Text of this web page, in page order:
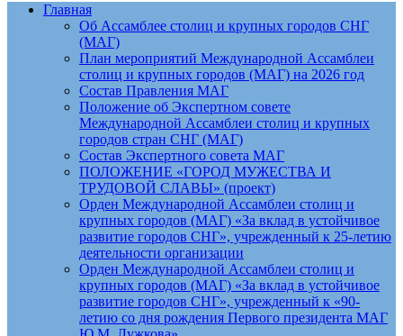
Главная
Об Ассамблее столиц и крупных городов СНГ
(МАГ)
План мероприятий Международной Ассамблеи
столиц и крупных городов (МАГ) на 2026 год
Состав Правления МАГ
Положение об Экспертном совете
Международной Ассамблеи столиц и крупных
городов стран СНГ (МАГ)
Состав Экспертного совета МАГ
ПОЛОЖЕНИЕ «ГОРОД МУЖЕСТВА И
ТРУДОВОЙ СЛАВЫ» (проект)
Орден Международной Ассамблеи столиц и
крупных городов (МАГ) «За вклад в устойчивое
развитие городов СНГ», учрежденный к 25-летию
деятельности организации
Орден Международной Ассамблеи столиц и
крупных городов (МАГ) «За вклад в устойчивое
развитие городов СНГ», учрежденный к «90-
летию со дня рождения Первого президента МАГ